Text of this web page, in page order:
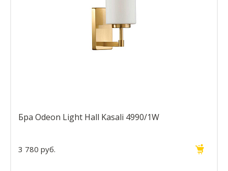
Бра Odeon Light Hall Kasali 4990/1W
3 780 руб.